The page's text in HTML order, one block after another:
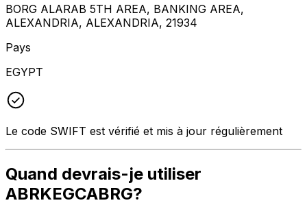
BORG ALARAB 5TH AREA, BANKING AREA,
ALEXANDRIA, ALEXANDRIA, 21934
Pays
EGYPT
Le code SWIFT est vérifié et mis à jour régulièrement
Quand devrais-je utiliser
ABRKEGCABRG?